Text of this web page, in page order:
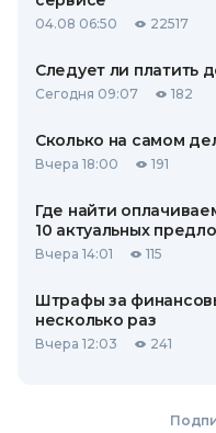
04.08 06:50 22517
Следует ли платить
Сегодня 09:07 182
Сколько на самом
Вчера 18:00 191
Где найти
10 актуальных
Вчера 14:01 115
Штрафы за
несколько раз
Вчера 12:03 241